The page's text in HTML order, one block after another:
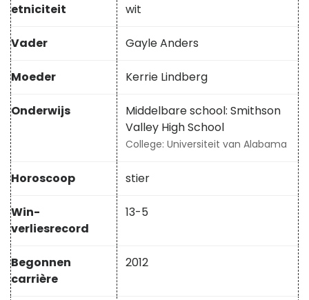
etniciteit wit
Vader Gayle Anders
Moeder Kerrie Lindberg
Onderwijs
Middelbare school: Smithson
Valley High School
College: Universiteit van Alabama
Horoscoop stier
Win-
verliesrecord
13-5
Begonnen
carrière
2012